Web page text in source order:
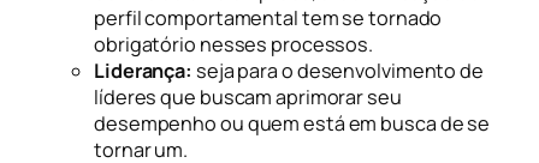
perfil comportamental tem se tornado
obrigatório nesses processos.
Liderança: seja para o desenvolvimento de
líderes que buscam aprimorar seu
desempenho ou quem está em busca de se
tornar um.